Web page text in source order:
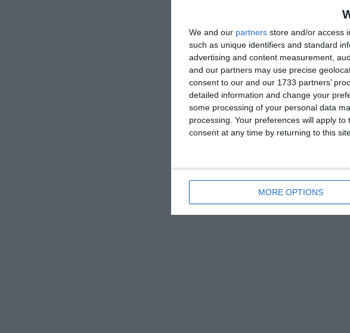
We and our partners store and/or access
such as unique identifiers and standard
advertising and content measurement,
and our partners may use precise
consent to our and our 1733 partners’
detailed information and change your
some processing of your personal data
processing. Your preferences will apply
consent at any time by returning to this
MORE OPTIONS